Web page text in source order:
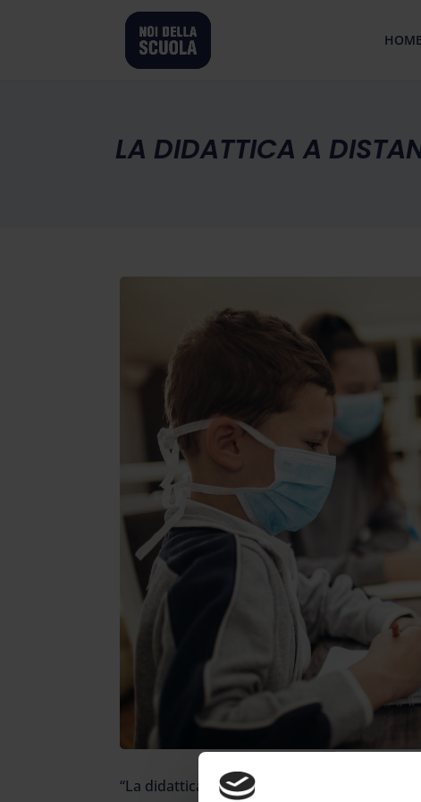
HOME
LA DIDATTICA A
“La didattica on-line non è il nemico da